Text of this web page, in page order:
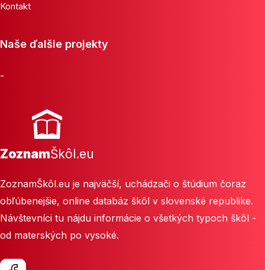
Kontakt
Naše ďalšie projekty
-
ZoznamŠkôl.eu
ZoznamŠkôl.eu je najväčší, uchádzači o štúdium čoraz
obľúbenejšie, online databáz škôl v slovenské republike.
Návštevníci tu nájdu informácie o všetkých typoch škôl -
od materských po vysoké.